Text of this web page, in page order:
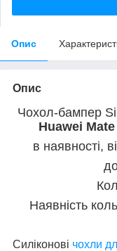
Опис
Опис
Чохол-бампер
Huawei
в наявності,
Наявність
Силіконові чохли